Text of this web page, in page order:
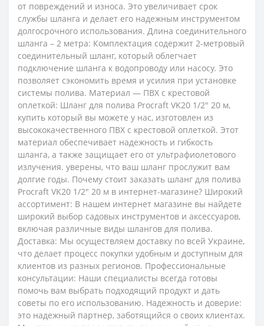
от повреждений и износа. Это увеличивает срок
службы шланга и делает его надежным инструментом
долгосрочного использования. Длина соединительного
шланга – 2 метра: Комплектация содержит 2-метровый
соединительный шланг, который облегчает
подключение шланга к водопроводу или насосу. Это
позволяет сэкономить время и усилия при установке
системы полива. Материал — ПВХ с крестовой
оплеткой: Шланг для полива Procraft VK20 1/2" 20 м,
купить который вы можете у нас, изготовлен из
высококачественного ПВХ с крестовой оплеткой. Этот
материал обеспечивает надежность и гибкость
шланга, а также защищает его от ультрафиолетового
излучения. уверены, что ваш шланг прослужит вам
долгие годы. Почему стоит заказать шланг для полива
Procraft VK20 1/2" 20 м в интернет-магазине? Широкий
ассортимент: В нашем интернет магазине вы найдете
широкий выбор садовых инструментов и аксессуаров,
включая различные виды шлангов для полива.
Доставка: Мы осуществляем доставку по всей Украине,
что делает процесс покупки удобным и доступным для
клиентов из разных регионов. Профессиональные
консультации: Наши специалисты всегда готовы
помочь вам выбрать подходящий продукт и дать
советы по его использованию. Надежность и доверие:
это надежный партнер, заботящийся о своих клиентах.